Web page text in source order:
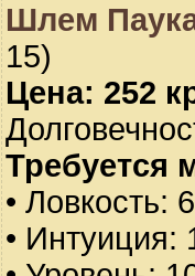
Шлем
15)
Цена: 252
Требуется
• Ловкость:
• Интуиция: